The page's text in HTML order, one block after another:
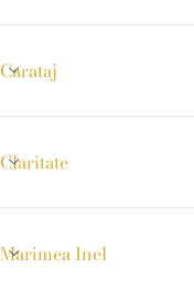
Carataj
Claritate
Marimea Inel